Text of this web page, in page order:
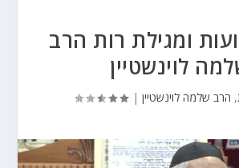
ומגילת רות הרב
לוינשטיין
, הרב שלמה לוינשטיין |